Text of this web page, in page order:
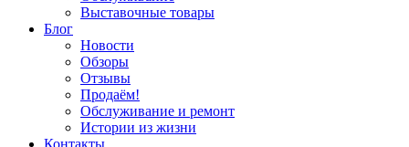
Выставочные товары
Блог
Новости
Обзоры
Отзывы
Продаём!
Обслуживание и ремонт
Истории из жизни
Контакты